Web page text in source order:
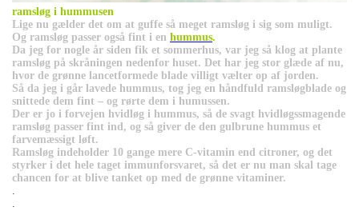
ramsløg i hummusen
Lige nu gælder det om at guffe så meget ramsløg i sig som muligt.
Og ramsløg passer også fint i en hummus.
Da jeg for nogle år siden fik et sommerhus, var jeg så klog at plante
ramsløg på skråningen nedenfor huset. Det har jeg stor glæde af nu,
hvor de grønne lancetformede blade villigt vælter op af jorden.
Så da jeg i går lavede hummus, tog jeg en håndfuld ramsløgblade og
snittede dem fint – og rørte dem i humussen.
Der er jo i forvejen hvidløg i hummus, så de svagt hvidløgssmagende
ramsløg passer fint ind, og så giver de den gulbrune hummus et
farvemæssigt løft.
Ramsløg indeholder 10 gange mere C-vitamin end citroner, og det
styrker i det hele taget immunforsvaret, så det er nu man skal tage
chancen for at blive tanket op med de grønne vitaminer.
.
.